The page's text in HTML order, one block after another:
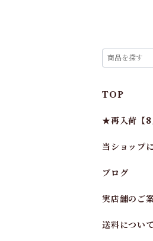
TOP
★再入荷【8
当ショップ
ブログ
実店舗のご
送料について